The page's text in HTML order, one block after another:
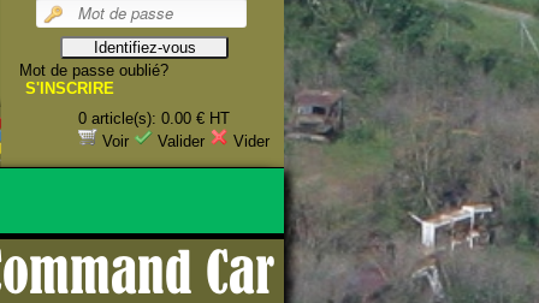
Mot de passe oublié?
S'INSCRIRE
0 article(s): 0.00 € HT
Voir
Valider Vider
Car